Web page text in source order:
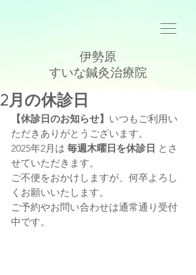
伊勢原
​すいな鍼灸治療院
2月の休診日
【休診日のお知らせ】 いつもご利用い
ただきありがとうございます。
2025年2月は 毎週木曜日を休診日 とさ
せていただきます。
ご不便をおかけしますが、何卒よろし
くお願いいたします。
ご予約やお問い合わせは通常通り受付
中です。